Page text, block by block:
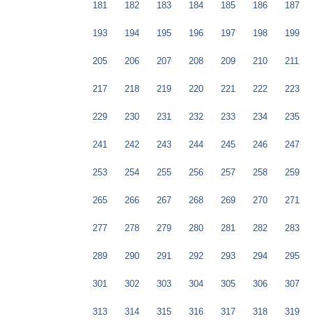
181 182 183 184 185 186 187
193 194 195 196 197 198 199
205 206 207 208 209 210 211
217 218 219 220 221 222 223
229 230 231 232 233 234 235
241 242 243 244 245 246 247
253 254 255 256 257 258 259
265 266 267 268 269 270 271
277 278 279 280 281 282 283
289 290 291 292 293 294 295
301 302 303 304 305 306 307
313 314 315 316 317 318 319